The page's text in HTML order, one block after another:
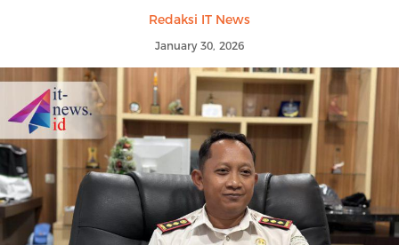
Redaksi IT News
January 30, 2026